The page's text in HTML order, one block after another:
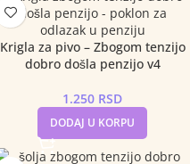
Krigla za pivo – Zbogom tenzijo
dobro došla penzijo v4
1.250 RSD
DODAJ U KORPU